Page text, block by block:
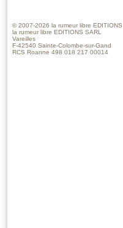
© 2007-2026 la rumeur libre EDITIONS
la rumeur libre EDITIONS SARL
Vareilles
F-42540 Sainte-Colombe-sur-Gand
RCS Roanne 498 018 217 00014